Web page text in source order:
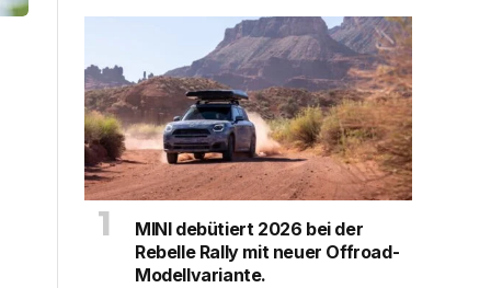
MINI debütiert 2026 bei der
Rebelle Rally mit neuer Offroad-
Modellvariante.